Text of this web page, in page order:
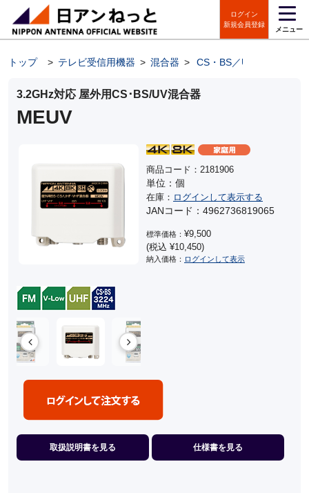
ログイン
新規会員登録
メニュー
トップ > テレビ受信用機器 > 混合器 > CS・BS／UHF・FM混合
3.2GHz対応 屋外用CS･BS/UV混合器
MEUV
商品コード：2181906
単位：個
在庫： ログインして表示する
JANコード：4962736819065
標準価格： ¥9,500
(税込 ¥10,450)
納入価格： ログインして表示
取扱説明書を見る 仕様書を見る